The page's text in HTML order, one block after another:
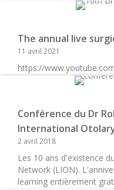
The annual live
11 avril 2021
https://
Conférence du Dr
International
2 avril 2018
Les 10 ans d'existence
Network (LION).
learning entièrement